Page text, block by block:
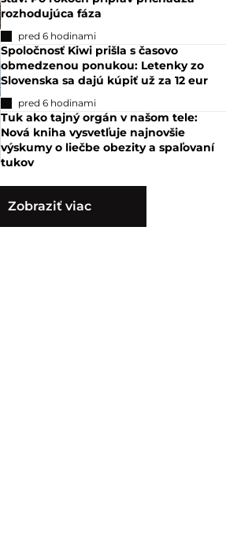
rozhodujúca fáza
pred 6 hodinami
Spoločnosť Kiwi prišla s časovo
obmedzenou ponukou: Letenky zo
Slovenska sa dajú kúpiť už za 12 eur
pred 6 hodinami
Tuk ako tajný orgán v našom tele:
Nová kniha vysvetľuje najnovšie
výskumy o liečbe obezity a spaľovaní
tukov
Zobraziť viac